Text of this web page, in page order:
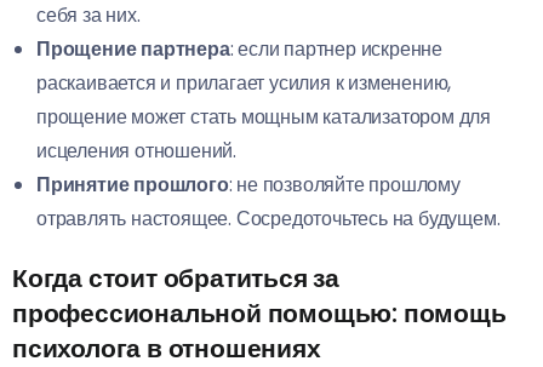
себя за них.
Прощение партнера: если партнер искренне
раскаивается и прилагает усилия к изменению,
прощение может стать мощным катализатором для
исцеления отношений.
Принятие прошлого: не позволяйте прошлому
отравлять настоящее. Сосредоточьтесь на будущем.
Когда стоит обратиться за
профессиональной помощью: помощь
психолога в отношениях